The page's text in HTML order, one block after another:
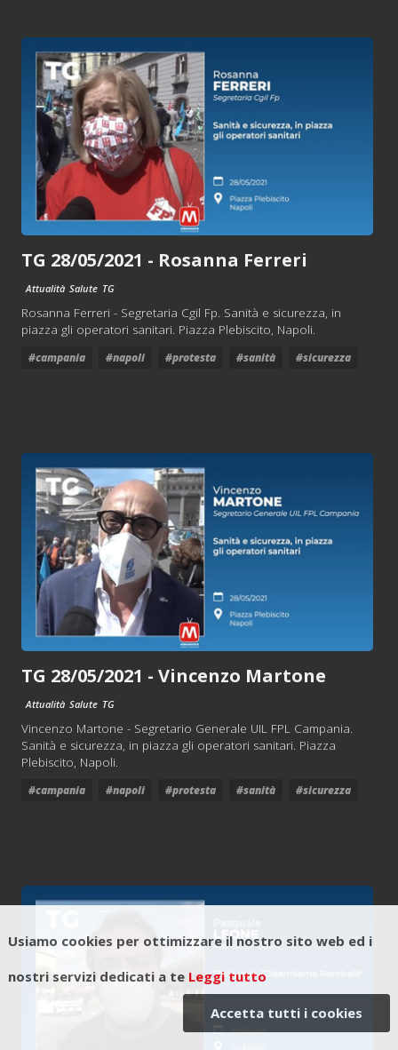
Usiamo cookies per ottimizzare il nostro sito web ed i
nostri servizi dedicati a te Leggi tutto
Accetta tutti i cookies
TG 28/05/2021 - Rosanna Ferreri
Attualità Salute TG
Rosanna Ferreri - Segretaria Cgil Fp. Sanità e sicurezza, in
piazza gli operatori sanitari. Piazza Plebiscito, Napoli.
#campania #napoli #protesta #sanità #sicurezza
TG 28/05/2021 - Vincenzo Martone
Attualità Salute TG
Vincenzo Martone - Segretario Generale UIL FPL Campania.
Sanità e sicurezza, in piazza gli operatori sanitari. Piazza
Plebiscito, Napoli.
#campania #napoli #protesta #sanità #sicurezza